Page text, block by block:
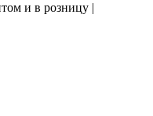
и в розницу |